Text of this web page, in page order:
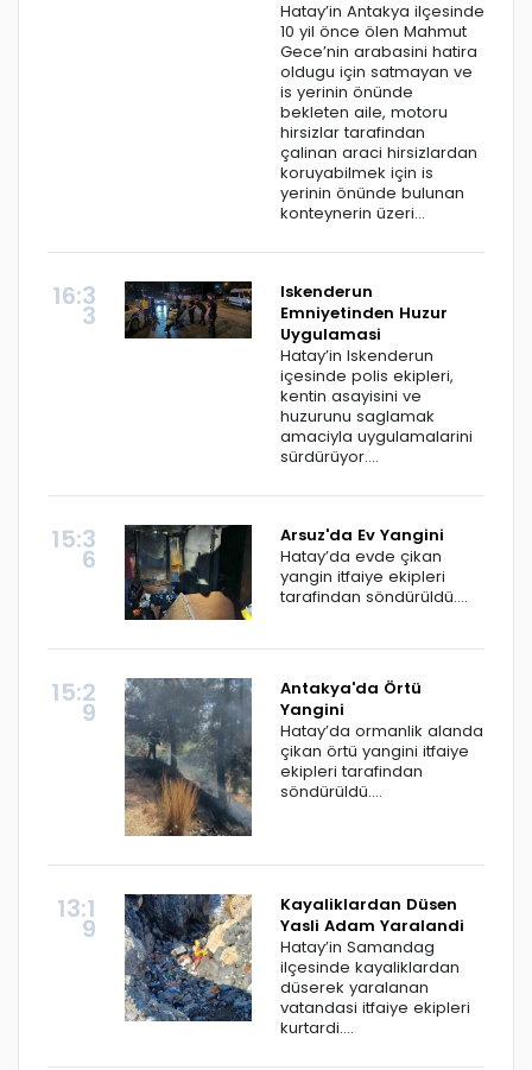
Hatay’in Antakya ilçesinde
10 yil önce ölen Mahmut
Gece’nin arabasini hatira
oldugu için satmayan ve
is yerinin önünde
bekleten aile, motoru
hirsizlar tarafindan
çalinan araci hirsizlardan
koruyabilmek için is
yerinin önünde bulunan
konteynerin üzeri...
16:3
3
Iskenderun
Emniyetinden Huzur
Uygulamasi
Hatay’in Iskenderun
içesinde polis ekipleri,
kentin asayisini ve
huzurunu saglamak
amaciyla uygulamalarini
sürdürüyor....
15:3
6
Arsuz'da Ev Yangini
Hatay’da evde çikan
yangin itfaiye ekipleri
tarafindan söndürüldü....
15:2
9
Antakya'da Örtü
Yangini
Hatay’da ormanlik alanda
çikan örtü yangini itfaiye
ekipleri tarafindan
söndürüldü....
13:1
9
Kayaliklardan Düsen
Yasli Adam Yaralandi
Hatay’in Samandag
ilçesinde kayaliklardan
düserek yaralanan
vatandasi itfaiye ekipleri
kurtardi....